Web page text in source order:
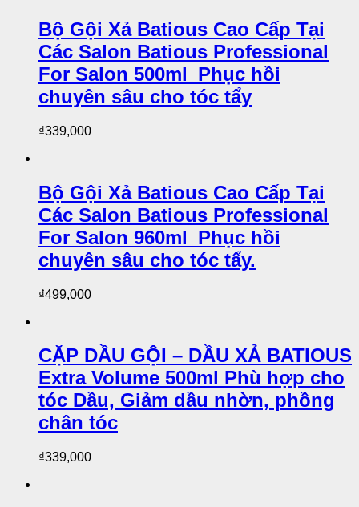
Bộ Gội Xả Batious Cao Cấp Tại
Các Salon Batious Professional
For Salon 500ml_Phục hồi
chuyên sâu cho tóc tẩy
₫339,000
Bộ Gội Xả Batious Cao Cấp Tại
Các Salon Batious Professional
For Salon 960ml_Phục hồi
chuyên sâu cho tóc tẩy.
₫499,000
CẶP DẦU GỘI – DẦU XẢ BATIOUS
Extra Volume 500ml Phù hợp cho
tóc Dầu, Giảm dầu nhờn, phồng
chân tóc
₫339,000